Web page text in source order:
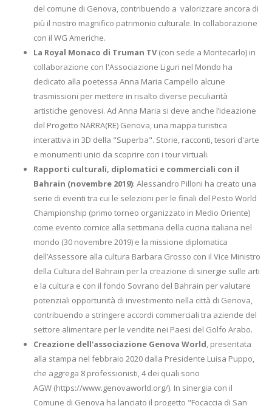
del comune di Genova, contribuendo a valorizzare ancora di
più il nostro magnifico patrimonio culturale. In collaborazione
con il WG Americhe.
La Royal Monaco di Truman TV(con sede a Montecarlo) in
collaborazione con l'Associazione Liguri nel Mondo ha
dedicato alla poetessa Anna Maria Campello alcune
trasmissioni per mettere in risalto diverse peculiarità
artistiche genovesi. Ad Anna Maria si deve anche l’ideazione
del Progetto NARRA(RE) Genova, una mappa turistica
interattiva in 3D della "Superba". Storie, racconti, tesori d'arte
e monumenti unici da scoprire con i tour virtuali.
Rapporti culturali, diplomatici e commerciali con il
Bahrain (novembre 2019): Alessandro Pilloni ha creato una
serie di eventi tra cui le selezioni per le finali del Pesto World
Championship (primo torneo organizzato in Medio Oriente)
come evento cornice alla settimana della cucina italiana nel
mondo (30 novembre 2019) e la missione diplomatica
dell’Assessore alla cultura Barbara Grosso con il Vice Ministro
della Cultura del Bahrain per la creazione di sinergie sulle arti
e la cultura e con il fondo Sovrano del Bahrain per valutare
potenziali opportunità di investimento nella città di Genova,
contribuendo a stringere accordi commerciali tra aziende del
settore alimentare per le vendite nei Paesi del Golfo Arabo.
Creazione dell'associazione Genova World, presentata
alla stampa nel febbraio 2020 dalla Presidente Luisa Puppo,
che aggrega 8 professionisti, 4 dei quali sono
AGW (https://www.genovaworld.org/). In sinergia con il
Comune di Genova ha lanciato il progetto "Focaccia di San